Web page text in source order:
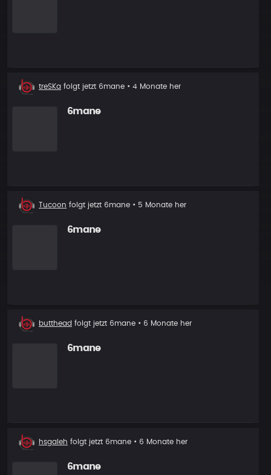
Neuer
treSKa folgt jetzt 6mane • 4 Monate her
6mane
Neuer
Tucoon folgt jetzt 6mane • 5 Monate her
6mane
Neuer
butthead folgt jetzt 6mane • 6 Monate her
6mane
Neuer
Follower
hsgaleh folgt jetzt 6mane • 6 Monate her
6mane